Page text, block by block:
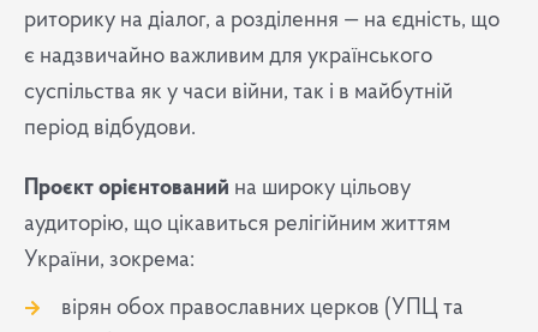
риторику на діалог, а розділення — на єдність, що
є надзвичайно важливим для українського
суспільства як у часи війни, так і в майбутній
період відбудови.
Проєкт орієнтований на широку цільову
аудиторію, що цікавиться релігійним життям
України, зокрема:
вірян обох православних церков (УПЦ та